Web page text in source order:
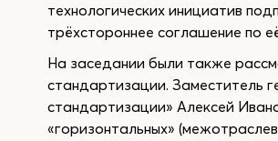
технологических инициатив
трёхстороннее соглашение по
На заседании были также
стандартизации. Заместитель
стандартизации» Алексей
«горизонтальных»